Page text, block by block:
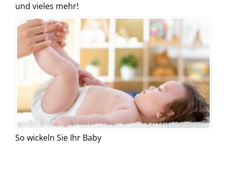
und vieles mehr!
So wickeln Sie Ihr Baby